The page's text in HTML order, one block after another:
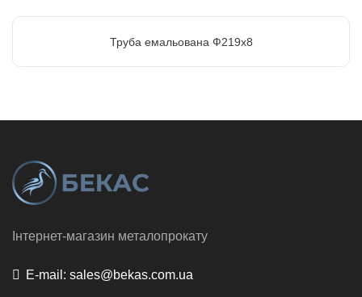
Труба емальована Ф219х8
Інтернет-магазин металопрокату
E-mail: sales@bekas.com.ua